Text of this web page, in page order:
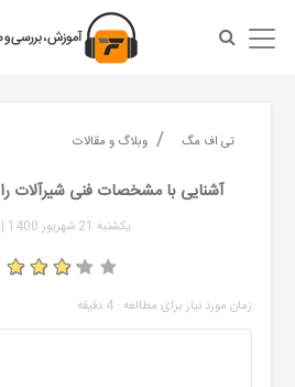
تی اف مگ وبلاگ و مقالات
آشنایی با مشخصات فنی شیرآلات
یکشنبه 21 شهریور 1400 |
زمان مورد نیاز برای مطالعه : 4 دقیقه